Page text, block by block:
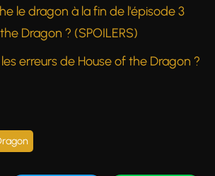
le dragon à la fin de l'épisode 3
Dragon ? (SPOILERS)
erreurs de House of the Dragon ?